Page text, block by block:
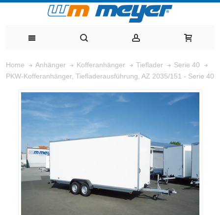
Home Anhänger Kofferanhänger Tieflader
Serie 40
PKW-Kofferanhänger, Tiefladerausführung, AZ 2035/151 - Serie 40